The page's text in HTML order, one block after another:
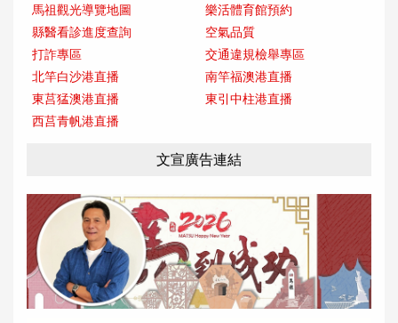
馬祖觀光導覽地圖
樂活體育館預約
縣醫看診進度查詢
空氣品質
打詐專區
交通違規檢舉專區
北竿白沙港直播
南竿福澳港直播
東莒猛澳港直播
東引中柱港直播
西莒青帆港直播
文宣廣告連結